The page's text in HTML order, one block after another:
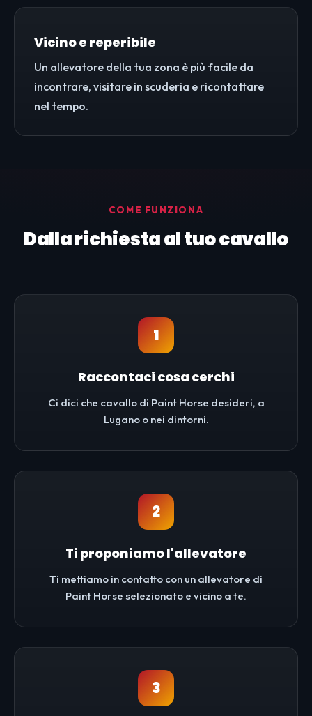
Vicino e reperibile
Un allevatore della tua zona è più facile da
incontrare, visitare in scuderia e ricontattare
nel tempo.
COME FUNZIONA
Dalla richiesta al tuo cavallo
1
Raccontaci cosa cerchi
Ci dici che cavallo di Paint Horse desideri, a
Lugano o nei dintorni.
2
Ti proponiamo l'allevatore
Ti mettiamo in contatto con un allevatore di
Paint Horse selezionato e vicino a te.
3